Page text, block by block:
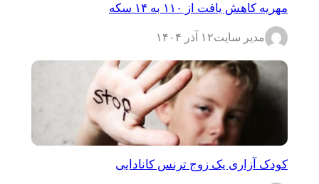
مهریه کاهش یافت از ۱۱۰ به ۱۴ سکه
مدیر سایت۱۲ آذر ۱۴۰۴
کودک آزاری یک زوج ترنس کانادایی